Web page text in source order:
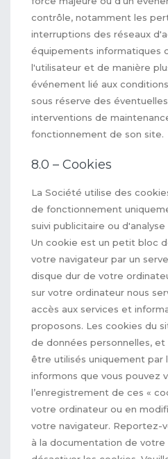
contrôle, notamment les
interruptions des réseaux
équipements informatiques
l'utilisateur et de manière
événement lié aux
sous réserve des
interventions de
fonctionnement de son site.
8.0 – Cookies
La Société utilise des
de fonctionnement
suivi publicitaire ou
Un cookie est un petit bloc
votre navigateur par un
disque dur de votre
sur votre ordinateur nous
accès aux services et
proposons. Les cookies du
de données personnelles, et
être utilisés uniquement par
informons que vous pouvez
l’enregistrement de ces «
votre ordinateur ou en
votre navigateur. Reportez-
à la documentation de votre